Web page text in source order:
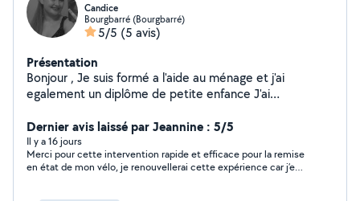
Candice
Bourgbarré (Bourgbarré)
5/5 (5 avis)
Présentation
Bonjour , Je suis formé a l'aide au ménage et j'ai
egalement un diplôme de petite enfance J'ai
veux vous proposer les services
Dernier avis laissé par Jeannine : 5/5
Il y a 16 jours
Merci pour cette intervention rapide et efficace pour la remise
en état de mon vélo, je renouvellerai cette expérience car j’en